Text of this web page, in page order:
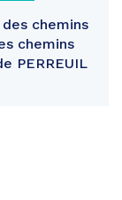
chemins
chemins
PERREUIL